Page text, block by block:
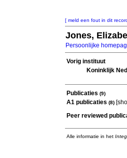
[ meld een fout in dit
Jones,
Persoonlijke
Vorig instituut
Koninklijk
Publicaties (9)
A1 publicaties (8) [
Peer reviewed
Alle informatie in het